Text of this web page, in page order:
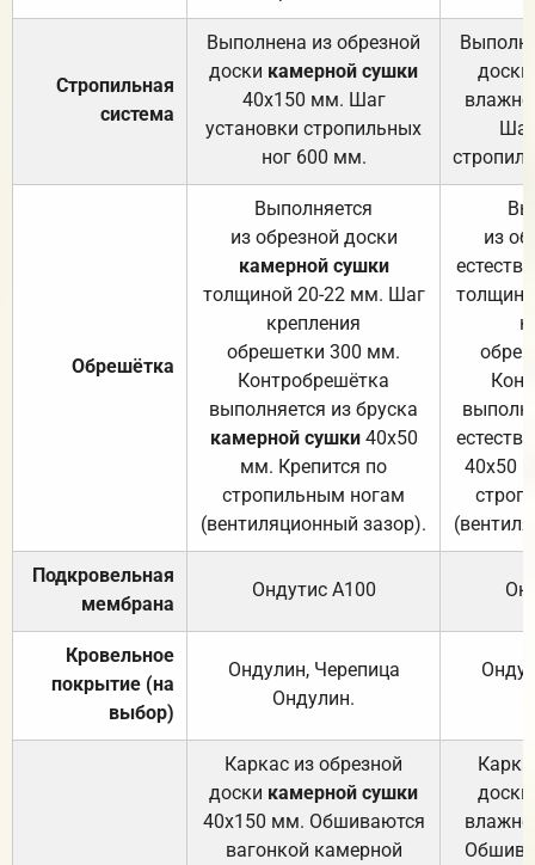
Стропильная
система
Выполнена из обрезной
доски камерной сушки
40х150 мм. Шаг
установки стропильных
ног 600 мм.
доски
Обрешётка
Выполняется
из обрезной доски
камерной сушки
толщиной 20-22 мм. Шаг
крепления
обрешетки 300 мм.
Контробрешётка
выполняется из бруска
камерной сушки40х50
мм. Крепится по
стропильным ногам
(вентиляционный зазор).
из
40х50
Подкровельная
мембрана
Ондутис А100
Кровельное
покрытие (на
выбор)
Ондулин, Черепица
Ондулин.
Каркас из обрезной
доски камерной сушки
40х150 мм. Обшиваются
вагонкой камерной
доски